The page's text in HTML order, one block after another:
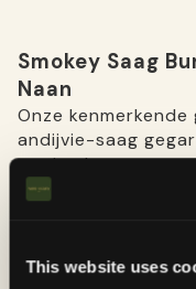
This website uses
Smokey Saag
Naan
Onze
andijvie-saag
romige burrata en
Geserveerd met
Optie: voeg gekruid